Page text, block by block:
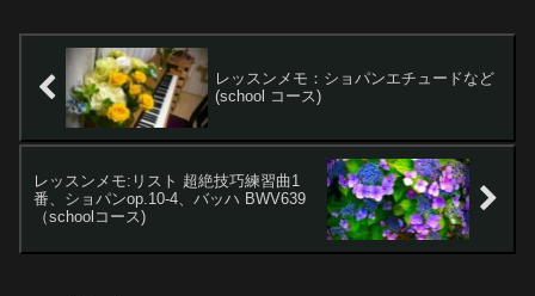
レッスンメモ：ショパンエチュードなど
(school コース)
レッスンメモ:リスト 超絶技巧練習曲1
番、ショパンop.10-4、バッハ BWV639
（schoolコース)